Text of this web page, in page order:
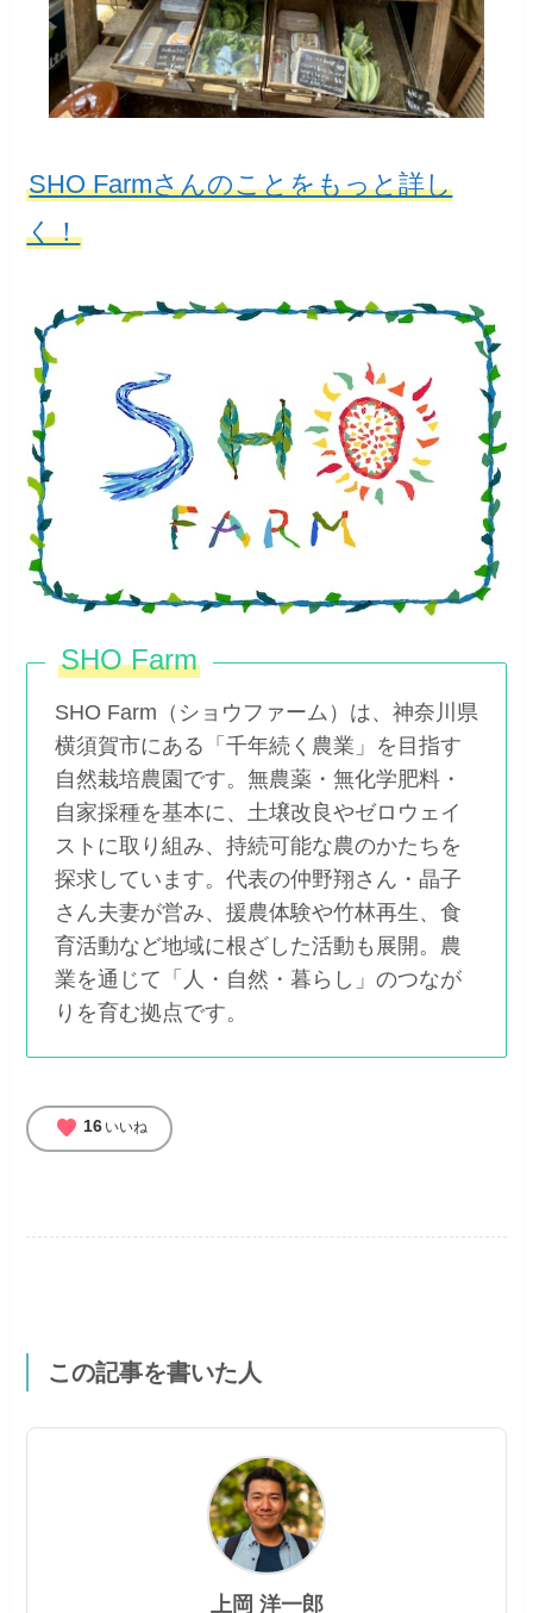
SHO Farmさんのことをもっと詳し
く！
SHO Farm
SHO Farm（ショウファーム）は、神奈川県
横須賀市にある「千年続く農業」を目指す
自然栽培農園です。無農薬・無化学肥料・
自家採種を基本に、土壌改良やゼロウェイ
ストに取り組み、持続可能な農のかたちを
探求しています。代表の仲野翔さん・晶子
さん夫妻が営み、援農体験や竹林再生、食
育活動など地域に根ざした活動も展開。農
業を通じて「人・自然・暮らし」のつなが
りを育む拠点です。
favorite 16 いいね
この記事を書いた人
上岡 洋一郎